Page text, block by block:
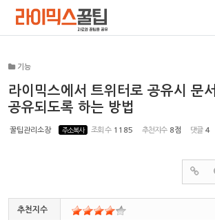
기능
라이믹스에서 트위터로 공유시 문
공유되도록 하는 방법
꿀팁관리소장 주소복사 조회 수 1185 추천지수 8점 댓글 4
추천지수
Sketchbook5, 스케치
Sketchbook5, 스케치